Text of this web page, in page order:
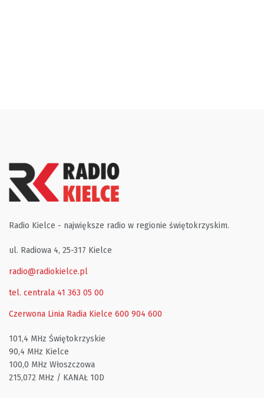
Radio Kielce - największe radio w regionie świętokrzyskim.
ul. Radiowa 4, 25-317 Kielce
radio@radiokielce.pl
tel. centrala 41 363 05 00
Czerwona Linia Radia Kielce 600 904 600
101,4 MHz Świętokrzyskie
90,4 MHz Kielce
100,0 MHz Włoszczowa
215,072 MHz / KANAŁ 10D